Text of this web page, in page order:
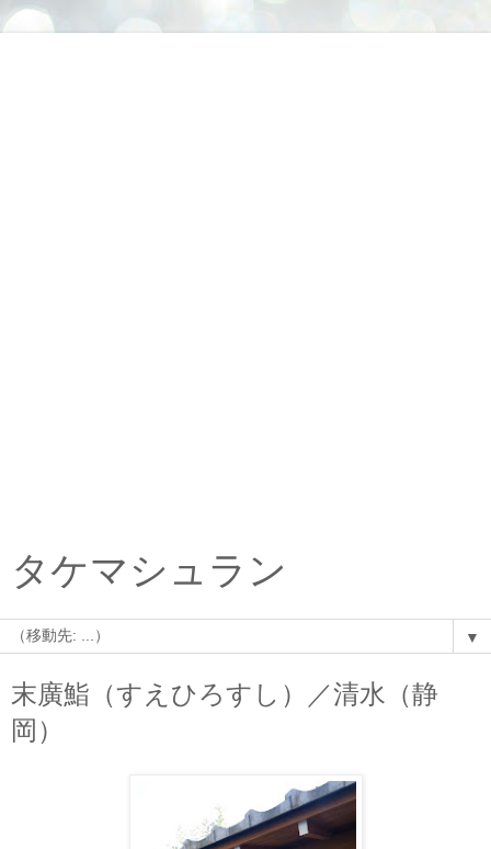
タケマシュラン
▼
末廣鮨（すえひろすし）／清水（静
岡）